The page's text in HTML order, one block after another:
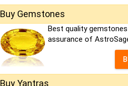
Buy Gemstones
Best quality
assurance of
Buy Yantras